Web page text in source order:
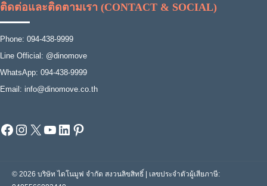
ติดต่อและติดตามเรา (CONTACT & SOCIAL)
Phone: 094-438-9999
Line Official: @dinomove
WhatsApp: 094-438-9999
Email: info@dinomove.co.th
Facebook
Instagram
X YouTube
LinkedIn
Pinterest
© 2026 บริษัท ไดโนมูฟ จำกัด สงวนลิขสิทธิ์ | เลขประจำตัวผู้เสียภาษี: